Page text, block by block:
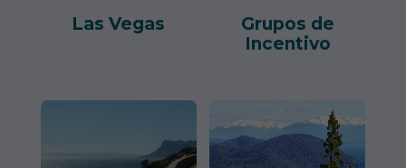
Las Vegas
Grupos de
Incentivo